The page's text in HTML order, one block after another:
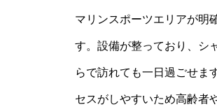
マリンスポーツエリアが明
す。設備が整っており、シ
らで訪れても一日過ごせま
セスがしやすいため高齢者